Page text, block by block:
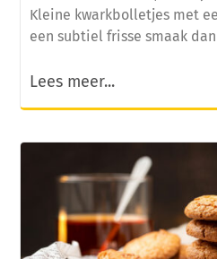
Kleine kwarkbolletjes met
een subtiel frisse smaak
Lees meer...